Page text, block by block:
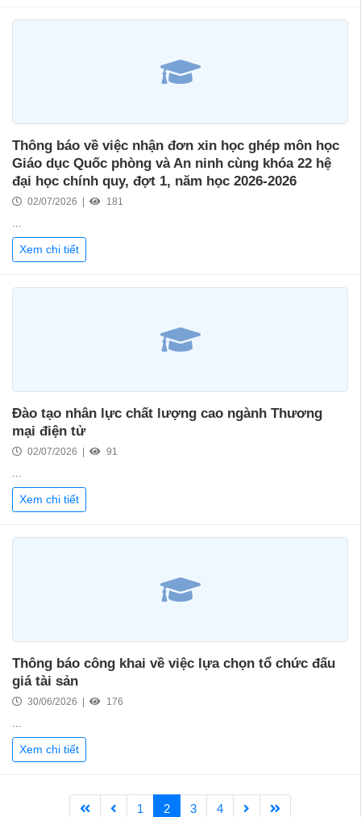
Thông báo về việc nhận đơn xin học ghép môn học
Giáo dục Quốc phòng và An ninh cùng khóa 22 hệ
đại học chính quy, đợt 1, năm học 2026-2026
02/07/2026 | 181
...
Xem chi tiết
Đào tạo nhân lực chất lượng cao ngành Thương
mại điện tử
02/07/2026 | 91
...
Xem chi tiết
Thông báo công khai về việc lựa chọn tổ chức đấu
giá tài sản
30/06/2026 | 176
...
Xem chi tiết
1 2 3 4